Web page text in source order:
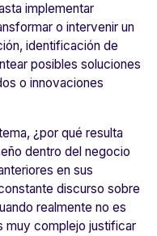
implementar
o intervenir un
identificación de
posibles soluciones
o innovaciones
¿por qué resulta
dentro del negocio
en sus
discurso sobre
realmente no es
muy complejo justificar